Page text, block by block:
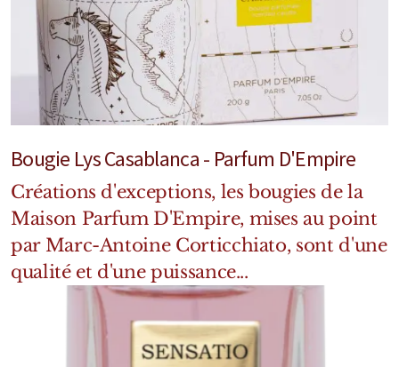
Bougie Lys Casablanca - Parfum D'Empire
Créations d'exceptions, les bougies de la
Maison Parfum D'Empire, mises au point
par Marc-Antoine Corticchiato, sont d'une
qualité et d'une puissance...